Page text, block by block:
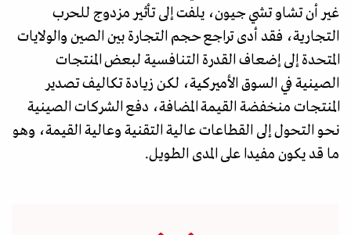
غير أن تشاو تشي جيون، يلفت إلى تأثير مزدوج للحرب
التجارية، فقد أدى تراجع حجم التجارة بين الصين والولايات
المتحدة إلى إضعاف القدرة التنافسية لبعض المنتجات
الصينية في السوق الأميركية، لكن زيادة تكاليف تصدير
المنتجات منخفضة القيمة المضافة، دفع الشركات الصينية
نحو التحول إلى القطاعات عالية التقنية وعالية القيمة، وهو
ما قد يكون مفيدا على المدى الطويل.